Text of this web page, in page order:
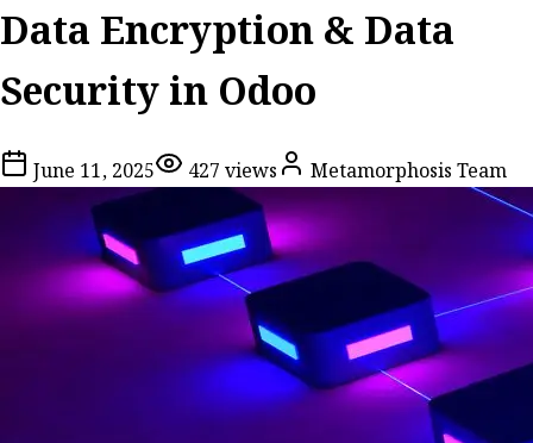
Data Encryption & Data
Security in Odoo
June 11, 2025 427 views Metamorphosis Team